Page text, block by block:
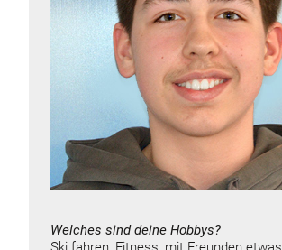
Welches sind deine Hobbys?